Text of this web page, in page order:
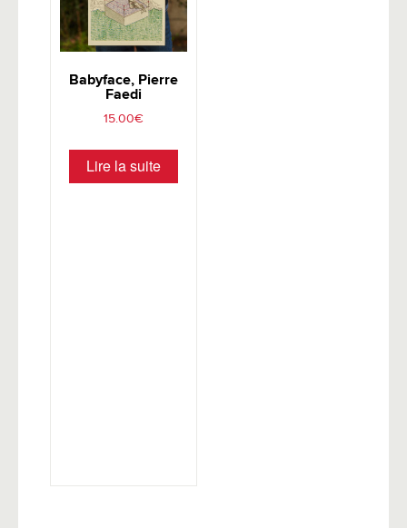
Babyface, Pierre
Faedi
15.00€
Lire la suite